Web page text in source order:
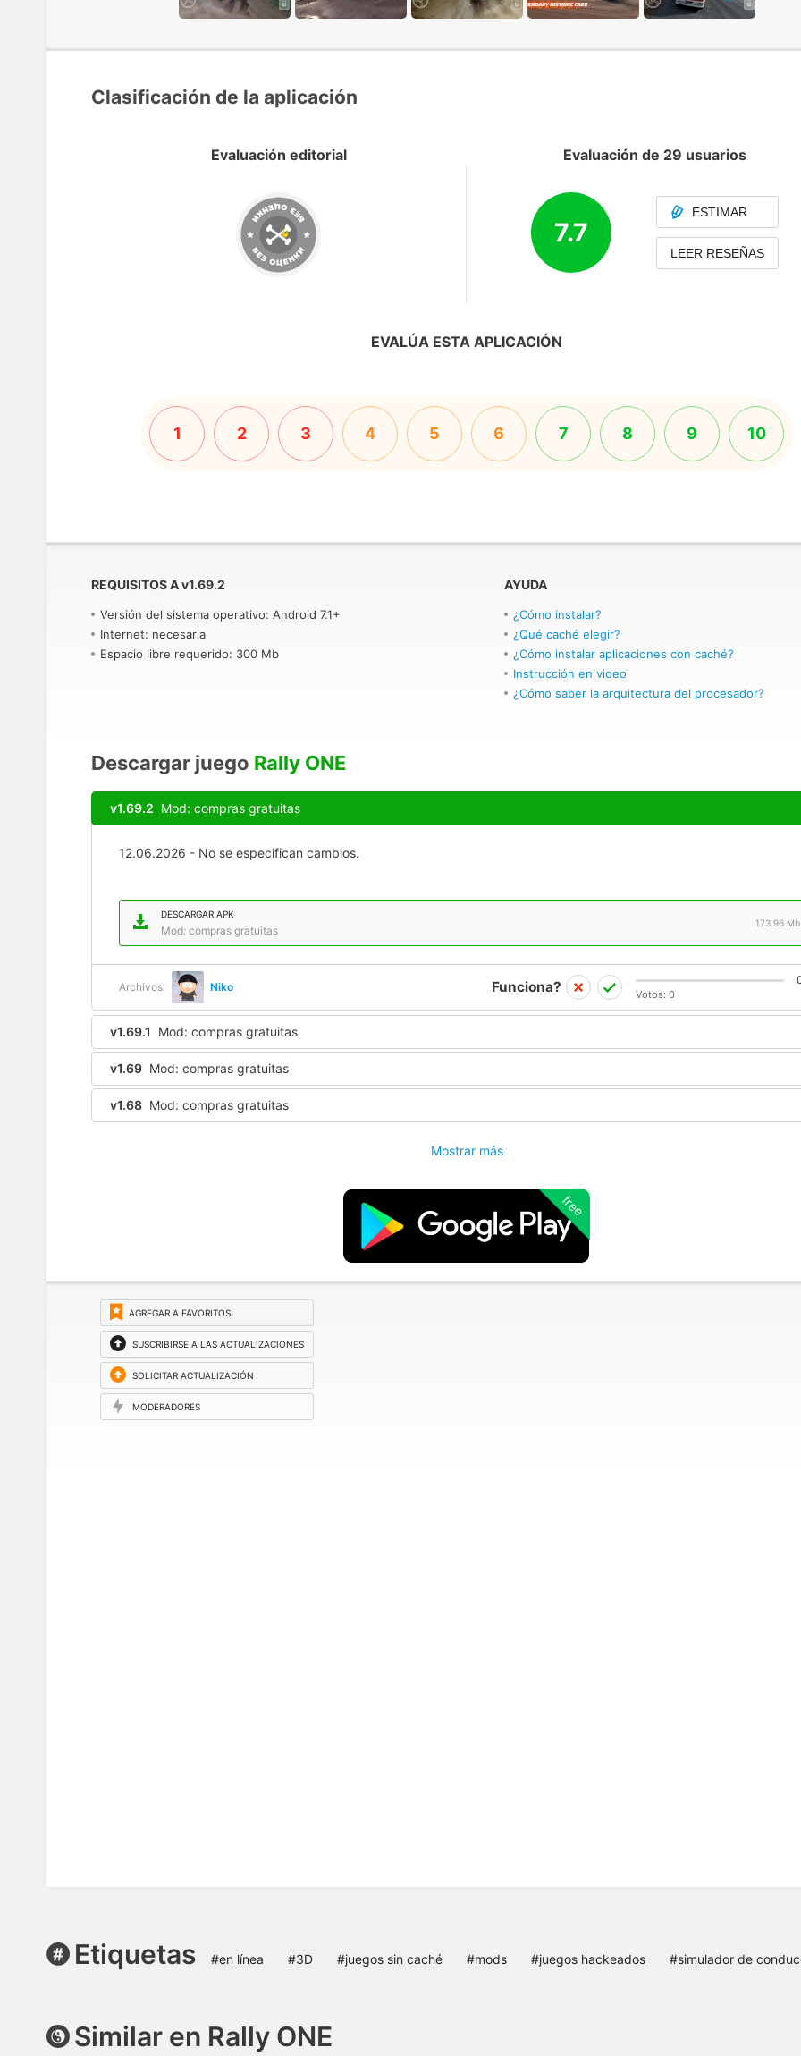
Clasificación de la aplicación
Evaluación editorial Evaluación de 29 usuarios
7.7
ESTIMAR
LEER RESEÑAS
EVALÚA ESTA APLICACIÓN
1 2 3 4 5 6 7 8 9 10
REQUISITOS Av1.69.2
Versión del sistema operativo: Android 7.1+
Internet: necesaria
Espacio libre requerido: 300 Mb
AYUDA
¿Cómo instalar?
¿Qué caché elegir?
¿Cómo instalar aplicaciones con caché?
Instrucción en video
¿Cómo saber la arquitectura del procesador?
Descargar juego Rally ONE
v1.69.2 Mod: compras gratuitas
12.06.2026 - No se especifican cambios.
DESCARGAR APK
Mod: compras gratuitas
173.96 Mb
Archivos: Niko Funciona? Votos: 0
v1.69.1 Mod: compras gratuitas
v1.69 Mod: compras gratuitas
v1.68 Mod: compras gratuitas
Mostrar más
free
AGREGAR A FAVORITOS
SUSCRIBIRSE A LAS ACTUALIZACIONES
SOLICITAR ACTUALIZACIÓN
MODERADORES
Etiquetas #en línea #3D #juegos sin caché #mods #juegos hackeados #simulador de
Similar en Rally ONE